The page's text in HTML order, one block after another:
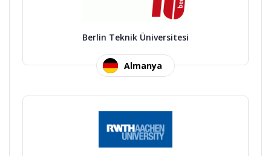
Berlin Teknik Üniversitesi
Almanya